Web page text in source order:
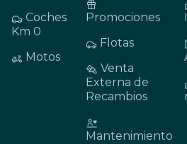
Coches
Km 0
Motos
Promociones
Flotas
Venta
Externa de
Recambios
Mantenimiento